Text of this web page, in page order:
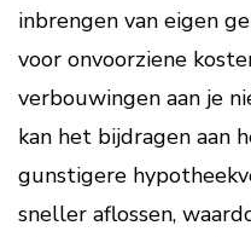
inbrengen van eigen
voor onvoorziene
verbouwingen aan je
kan het bijdragen aan
gunstigere
sneller aflossen,